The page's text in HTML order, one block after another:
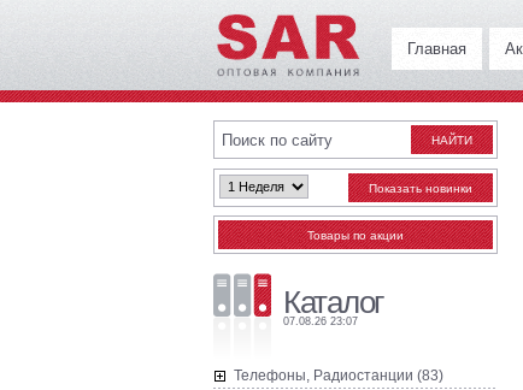
Главная
Каталог
07.08.26 23:07
Телефоны, Радиостанции (83)